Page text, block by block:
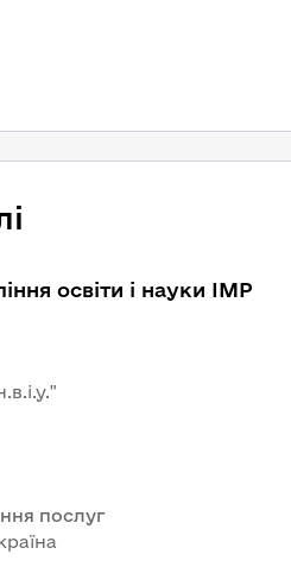
освіти і науки ІМР
послуг